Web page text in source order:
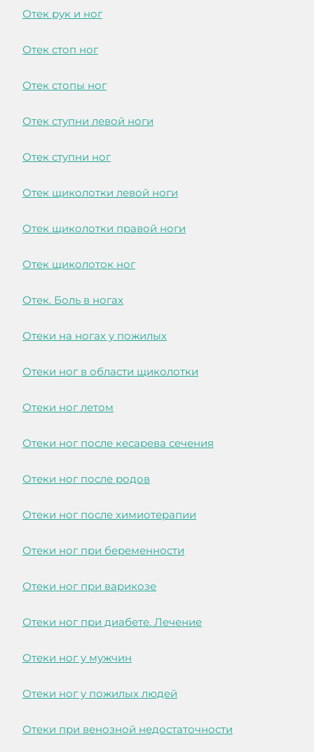
Отек рук и ног
Отек стоп ног
Отек стопы ног
Отек ступни левой ноги
Отек ступни ног
Отек щиколотки левой ноги
Отек щиколотки правой ноги
Отек щиколоток ног
Отек. Боль в ногах
Отеки на ногах у пожилых
Отеки ног в области щиколотки
Отеки ног летом
Отеки ног после кесарева сечения
Отеки ног после родов
Отеки ног после химиотерапии
Отеки ног при беременности
Отеки ног при варикозе
Отеки ног при диабете. Лечение
Отеки ног у мужчин
Отеки ног у пожилых людей
Отеки при венозной недостаточности